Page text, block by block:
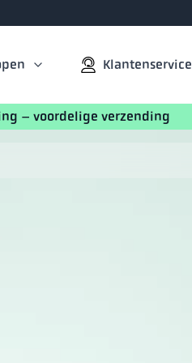
Klantenservice
– voordelige verzending